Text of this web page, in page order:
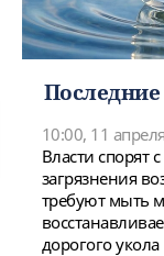
10:00, 11 апреля
Власти спорят
загрязнения
требуют мыть
дорогого укола